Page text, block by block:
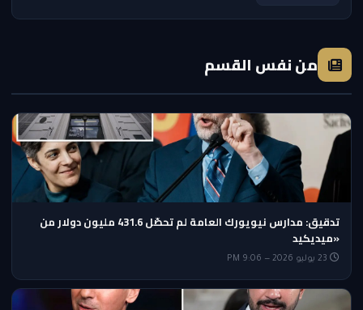
من نفس القسم
تدقيق: مدارس نيويورك العامة لم تحصّل 431.6 مليون دولار من
«ميديكيد